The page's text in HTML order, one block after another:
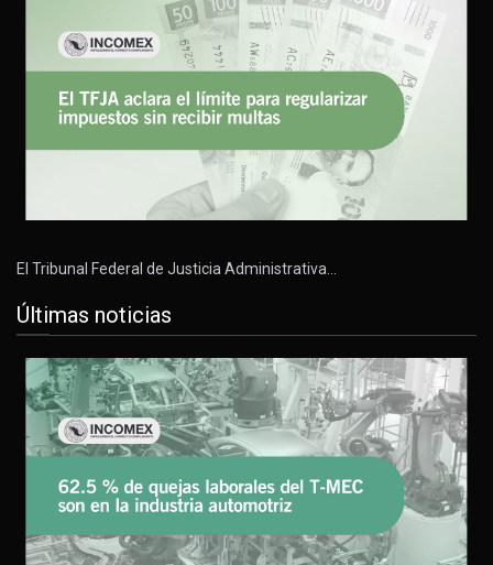
El Tribunal Federal de Justicia Administrativa…
Últimas noticias